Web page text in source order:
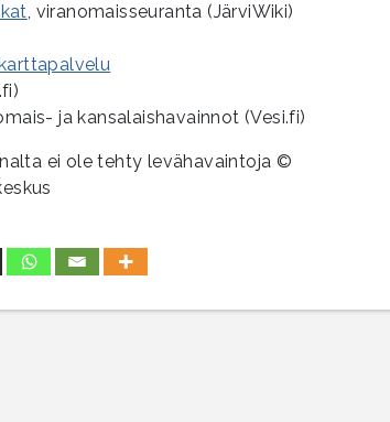
, viranomaisseuranta (JärviWiki)
ja kansalaishavainnot (Vesi.fi)
ei ole tehty levähavaintoja ©